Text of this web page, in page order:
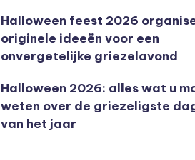
Halloween feest 2026
originele ideeën voor een
onvergetelijke griezelavond
Halloween 2026: alles wat u
weten over de griezeligste
van het jaar